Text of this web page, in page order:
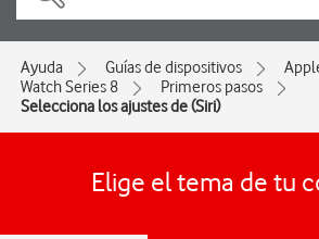
Ayuda Guías de dispositivos
Watch Series 8
Primeros pasos
Selecciona los ajustes de (Siri)
Elige el tema de tu